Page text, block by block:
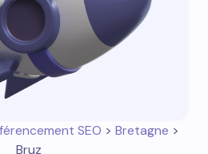
SEO > Bretagne >
Bruz